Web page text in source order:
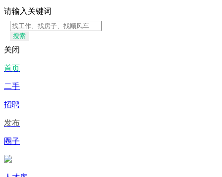
请输入关键词
搜索